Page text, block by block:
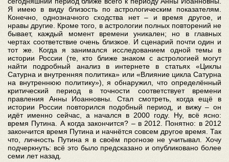
Я имею в виду близость по астрологическим показателям.
Конечно, однозначного сходства нет – и время другое, и
нравы другие. Кроме того, в астрологии полных повторений не
бывает, каждый момент времени уникален; но в главных
чертах соответствие очень близкое. И сценарий почти один и
тот же. Когда я занимался исследованием одной темы в
истории России (те, кто ближе знаком с астрологией могут
найти подробный анализ в интернете в статьях «Циклы
Сатурна и внутренняя политика» или «Влияние цикла Сатурна
на внутреннюю политику»), я обнаружил, что определённый
критический период в точности соответствует времени
правления Анны Иоанновны. Стал смотреть, когда ещё в
истории России повторился подобный период, и вижу – он
идёт именно сейчас, а начался в 2000 году. Ну, всё ясно:
время Путина. А когда закончится? – в 2012. Понятно: в 2012
закончится время Путина и начнётся совсем другое время. Так
что, личность Путина я в своём прогнозе не учитывал. Хочу
подчеркнуть: всё это было предсказано и опубликовано более
семи лет назад.